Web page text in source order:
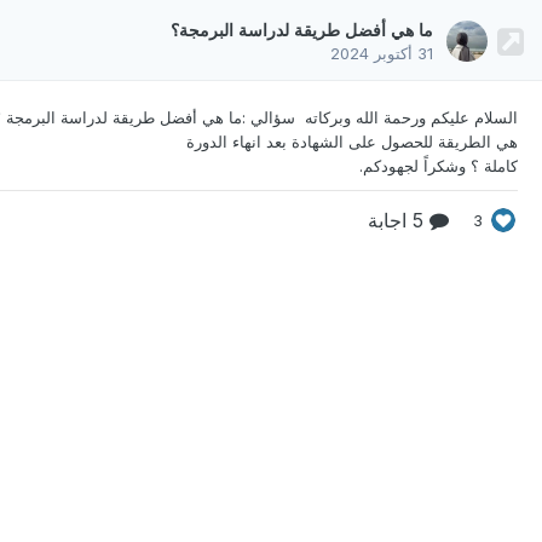
ما هي أفضل طريقة لدراسة البرمجة؟
31 أكتوبر 2024
السلام عليكم ورحمة الله وبركاته سؤالي :ما هي أفضل طريقة لدراسة البرمجة
هي الطريقة للحصول على الشهادة بعد انهاء الدورة
كاملة ؟ وشكراً لجهودكم.
3